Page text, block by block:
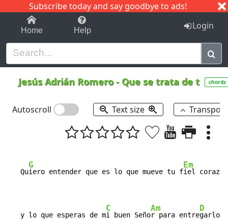
Subscribe today and say goodbye to ads!
1-9 C I J
Home Help Login
Jesús Adrián Romero- Que se trata de t chords
Autoscroll Text size
   Qu
G
iero entender que es lo que mueve tu f
Em
iel corazon
   y lo que esperas de m
C
i buen Seño
Am
r para entre
D
garlo